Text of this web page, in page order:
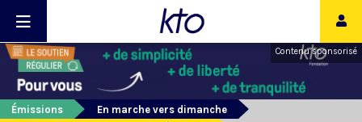
Contenu sponsorisé
Émissions
En marche vers dimanche